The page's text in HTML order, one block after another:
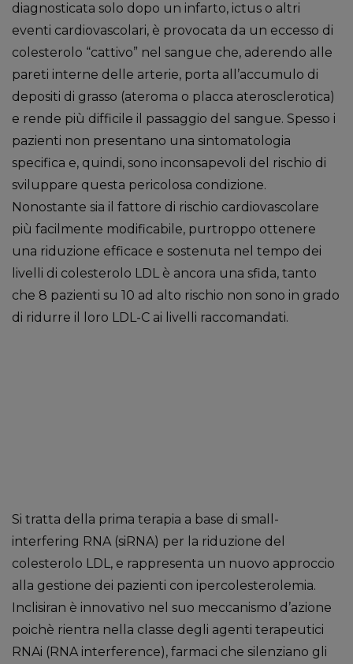
diagnosticata solo dopo un infarto, ictus o altri
eventi cardiovascolari, è provocata da un eccesso di
colesterolo “cattivo” nel sangue che, aderendo alle
pareti interne delle arterie, porta all’accumulo di
depositi di grasso (ateroma o placca aterosclerotica)
e rende più difficile il passaggio del sangue. Spesso i
pazienti non presentano una sintomatologia
specifica e, quindi, sono inconsapevoli del rischio di
sviluppare questa pericolosa condizione.
Nonostante sia il fattore di rischio cardiovascolare
più facilmente modificabile, purtroppo ottenere
una riduzione efficace e sostenuta nel tempo dei
livelli di colesterolo LDL è ancora una sfida, tanto
che 8 pazienti su 10 ad alto rischio non sono in grado
di ridurre il loro LDL-C ai livelli raccomandati.
Si tratta della prima terapia a base di small-
interfering RNA (siRNA) per la riduzione del
colesterolo LDL, e rappresenta un nuovo approccio
alla gestione dei pazienti con ipercolesterolemia.
Inclisiran è innovativo nel suo meccanismo d’azione
poichè rientra nella classe degli agenti terapeutici
RNAi (RNA interference), farmaci che silenziano gli